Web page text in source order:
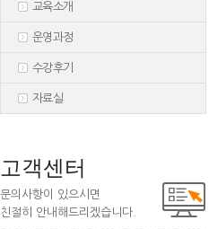
교육소개
운영과정
수강후기
자료실
고객센터
문의사항이 있으시면
친절히 안내해드리겠습니다.